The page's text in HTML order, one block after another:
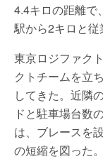
4.4キロの距離で
駅から2キロと従
東京ロジファク
クトチームを立
してきた。近隣
ドと駐車場台数
は、ブレースを
の短縮を図った